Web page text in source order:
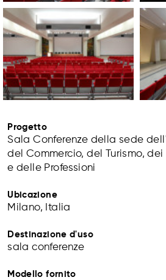
Progetto
Sala Conferenze della sede
del Commercio, del Turismo, dei
e delle Professioni
Ubicazione
Milano, Italia
Destinazione d'uso
sala conferenze
Modello fornito